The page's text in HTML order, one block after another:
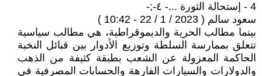
4 - إستحالة الثورة ...- ٤-;-
سعود سالم ( 2023 / 1 / 22 - 10:42 )
بينما مطالب الحرية والديموقراطية، هي مطالب سياسية
تتعلق بممارسة السلطة وتوزيع الأدوار بين قبائل النخبة
الحاكمة المعزولة عن الشعب بطبقة كثيفة من الذهب
والدولارات والسيارات الفارهة والحسابات المصرفية في